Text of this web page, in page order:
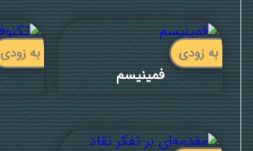
فمینیسم
به زودی به زودی